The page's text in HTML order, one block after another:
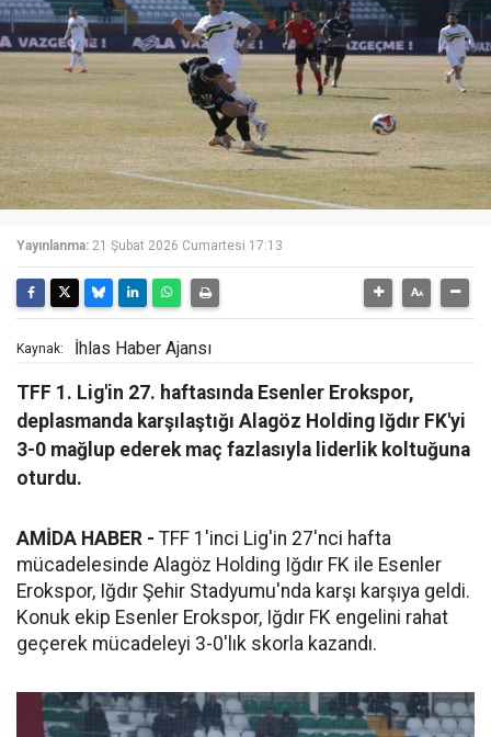
Yayınlanma: 21 Şubat 2026 Cumartesi 17:13
Kaynak: İhlas Haber Ajansı
TFF 1. Lig'in 27. haftasında Esenler Erokspor,
deplasmanda karşılaştığı Alagöz Holding Iğdır FK'yi
3-0 mağlup ederek maç fazlasıyla liderlik koltuğuna
oturdu.
AMİDA HABER - TFF 1'inci Lig'in 27'nci hafta
mücadelesinde Alagöz Holding Iğdır FK ile Esenler
Erokspor, Iğdır Şehir Stadyumu'nda karşı karşıya geldi.
Konuk ekip Esenler Erokspor, Iğdır FK engelini rahat
geçerek mücadeleyi 3-0'lık skorla kazandı.